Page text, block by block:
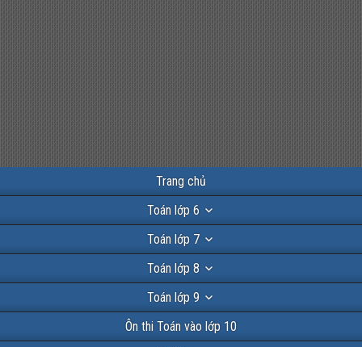
Trang chủ
Toán lớp 6
Toán lớp 7
Toán lớp 8
Toán lớp 9
Ôn thi Toán vào lớp 10